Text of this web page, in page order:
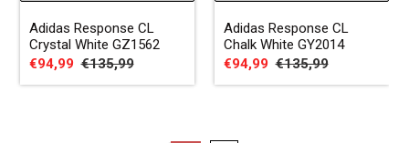
Adidas Response CL
Crystal White GZ1562
Precio
de
€94,99 Precio
habitual
€135,99
Adidas Response CL
Chalk White GY2014
Precio
de
€94,99 Precio
habitual
€135,99